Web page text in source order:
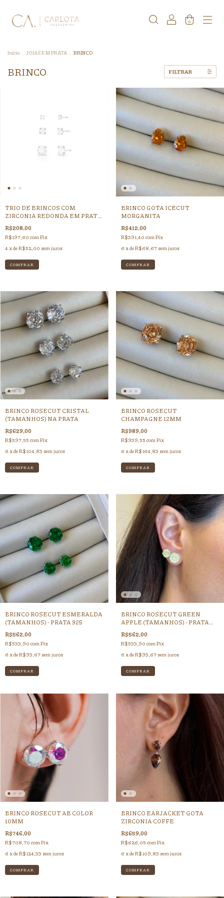
0
Início . JOIAS EM PRATA . BRINCO
BRINCO FILTRAR
TRIO DE BRINCOS COM
ZIRCONIA REDONDA EM PRATA
LISA
R$208,00
R$197,60 com Pix
4 x deR$52,00 sem juros
BRINCO GOTA ICECUT
MORGANITA
R$412,00
R$391,40 com Pix
6 x deR$68,67 sem juros
BRINCO ROSECUT CRISTAL
(TAMANHOS) NA PRATA
R$629,00
R$597,55 comPix
6 x deR$104,83 sem juros
COMPRAR
BRINCO ROSECUT
CHAMPAGNE 12MM
R$989,00
R$939,55 comPix
6 x deR$164,83 sem juros
BRINCO ROSECUT ESMERALDA
(TAMANHOS) - PRATA 925
R$562,00
R$533,90 com Pix
6 x deR$93,67 sem juros
COMPRAR
BRINCO ROSECUT GREEN
APPLE (TAMANHOS) - PRATA
925
R$562,00
R$533,90 com Pix
6 x deR$93,67 sem juros
COMPRAR
BRINCO ROSECUT AB COLOR
10MM
R$746,00
R$708,70 comPix
6 x deR$124,33 sem juros
BRINCO EARJACKET GOTA
ZIRCONIA COFFE
R$659,00
R$626,05 comPix
6 x deR$109,83 sem juros